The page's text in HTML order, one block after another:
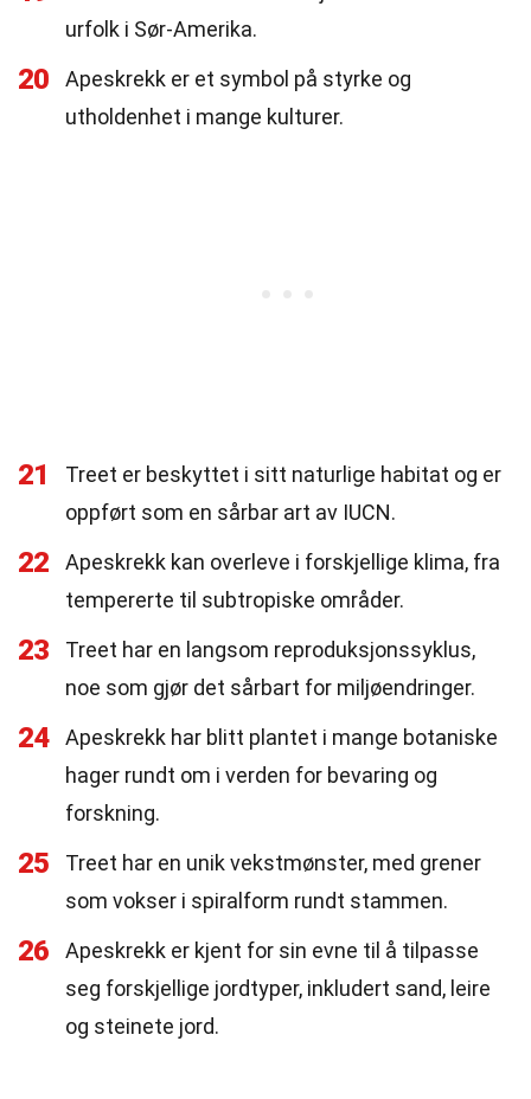
urfolk i Sør-Amerika.
20
Apeskrekk er et symbol på styrke og
utholdenhet i mange kulturer.
21
Treet er beskyttet i sitt naturlige habitat og er
oppført som en sårbar art av IUCN.
22
Apeskrekk kan overleve i forskjellige klima, fra
tempererte til subtropiske områder.
23
Treet har en langsom reproduksjonssyklus,
noe som gjør det sårbart for miljøendringer.
24
Apeskrekk har blitt plantet i mange botaniske
hager rundt om i verden for bevaring og
forskning.
25
Treet har en unik vekstmønster, med grener
som vokser i spiralform rundt stammen.
26
Apeskrekk er kjent for sin evne til å tilpasse
seg forskjellige jordtyper, inkludert sand, leire
og steinete jord.